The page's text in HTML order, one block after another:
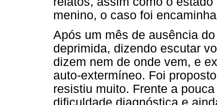
menino, o caso foi
Após um mês de ausência
deprimida, dizendo escutar
dizem nem de onde vem, e
auto-extermíneo. Foi
resistiu muito. Frente a